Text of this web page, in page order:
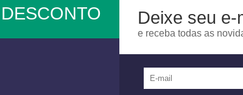
Deixe seu e-
e receba todas as